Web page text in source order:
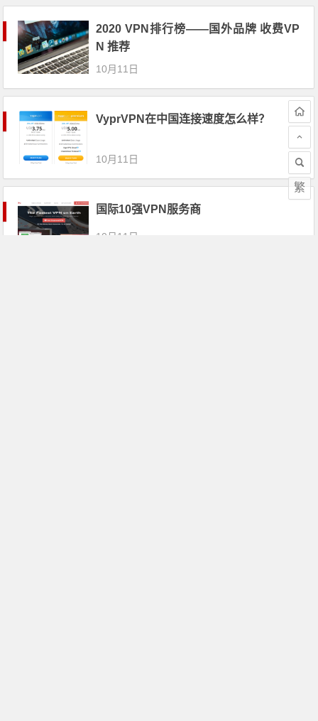
2020 VPN排行榜——国外品牌 收费VP
N 推荐
10月11日
VyprVPN在中国连接速度怎么样？
10月11日
国际10强VPN服务商
10月11日
繁